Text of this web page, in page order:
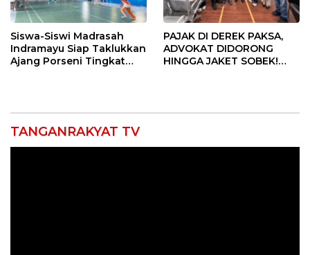
Siswa-Siswi Madrasah
Indramayu Siap Taklukkan
Ajang Porseni Tingkat
PAJAK DI DEREK PAKSA,
ADVOKAT DIDORONG
HINGGA JAKET SOBEK!
TANGANRAKYAT TV